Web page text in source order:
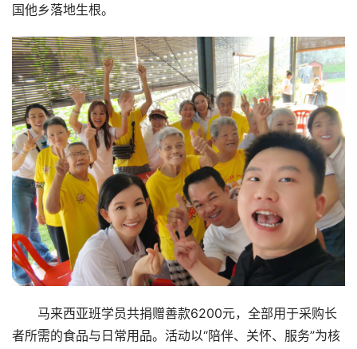
国他乡落地生根。
马来西亚班学员共捐赠善款6200元，全部用于采购长
者所需的食品与日常用品。活动以“陪伴、关怀、服务”为核